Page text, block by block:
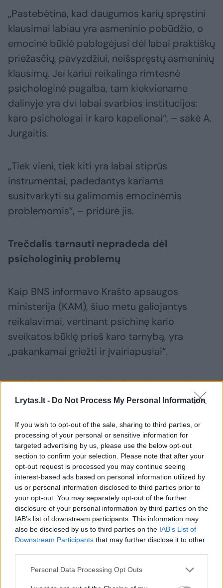
Lrytas.lt - Do Not Process My Personal Information
If you wish to opt-out of the sale, sharing to third parties, or
processing of your personal or sensitive information for
targeted advertising by us, please use the below opt-out
section to confirm your selection. Please note that after your
opt-out request is processed you may continue seeing
interest-based ads based on personal information utilized by
us or personal information disclosed to third parties prior to
your opt-out. You may separately opt-out of the further
disclosure of your personal information by third parties on the
IAB’s list of downstream participants. This information may
also be disclosed by us to third parties on the IAB’s List of
Downstream Participants that may further disclose it to other
Personal Data Processing Opt Outs
„Pastebėtina, kad daugumos karių spręstini
klausimai labiau yra asmeninio pobūdžio, o
emocinė būklė pablogėjusi dėl labai praktiškų
priežasčių, pavyzdžiui, neišspręstų asmeninių
klausimų. Jei kariui reikalinga rimtesnė
psichologinė pagalba, tam kiekviename
dalinyje yra dvi labai svarbios institucijos:
karo psichologai ir karo kapelionai“, – sakė A.
Jurgaitis.
„Tiek vieni, tiek kiti yra labai stiprūs
instrumentai, padedantys kariams
susitvarkyti su galimomis emocinėmis
problemomis“, – pridūrė jis.
Trečdalis tarnauti nepradeda dėl
psichologinių problemų
Kaip BNS informavo Krašto apsaugos
ministerija (KAM), šiuo metu galiojantys
reikalavimai, vertinant psichinę kario
sveikatos būklę prieš karo tarnybą, yra
„pakankamai griežti ir įvairiapusiai“.
„Vertinimui yra naudojami struktūrizuoti
interviu, anketos ir kiti psichologinio ištyrimo
universitetų mokslininkais ir pritaikyti
Lietuvos jaunuoliams. Kai kurie metodai yra
visuotinai pripažinti daugelyje NATO šalių“, –
rašoma KAM komentare.
Tačiau ministerija pabrėžia, kad psichikos
sveikata yra „labai subtilus dalykas“, todėl
kartais net ir patys geriausi tyrimo metodai
„gali neužčiuopti problemos ar sutrikimo
užuomazgos“.